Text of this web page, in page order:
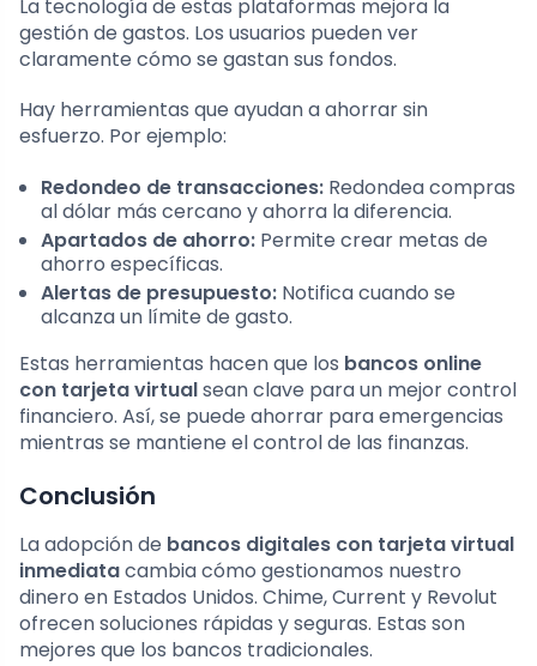
La tecnología de estas plataformas mejora la
gestión de gastos. Los usuarios pueden ver
claramente cómo se gastan sus fondos.
Hay herramientas que ayudan a ahorrar sin
esfuerzo. Por ejemplo:
Redondeo de transacciones: Redondea compras
al dólar más cercano y ahorra la diferencia.
Apartados de ahorro: Permite crear metas de
ahorro específicas.
Alertas de presupuesto: Notifica cuando se
alcanza un límite de gasto.
Estas herramientas hacen que los bancos online
con tarjeta virtualsean clave para un mejor control
financiero. Así, se puede ahorrar para emergencias
mientras se mantiene el control de las finanzas.
Conclusión
La adopción de bancos digitales con tarjeta virtual
inmediatacambia cómo gestionamos nuestro
dinero en Estados Unidos. Chime, Current y Revolut
ofrecen soluciones rápidas y seguras. Estas son
mejores que los bancos tradicionales.